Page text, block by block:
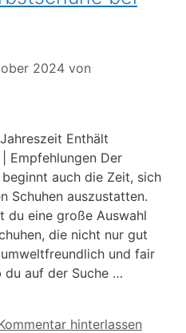
2024 von
Enthält
Empfehlungen Der
auch die Zeit, sich
Schuhen auszustatten.
du eine große Auswahl
die nicht nur gut
und fair
du auf der Suche …
hinterlassen